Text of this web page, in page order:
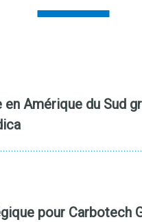
Amérique du Sud
pour Carbotech